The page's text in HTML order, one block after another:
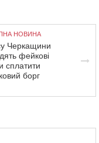
НОВИНА
Черкащини
фейкові
сплатити
борг